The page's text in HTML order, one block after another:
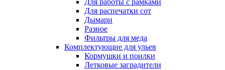
Для работы с рамками
Для распечатки сот
Дымари
Разное
Фильтры для меда
Комплектующие для ульев
Кормушки и поилки
Летковые заградители